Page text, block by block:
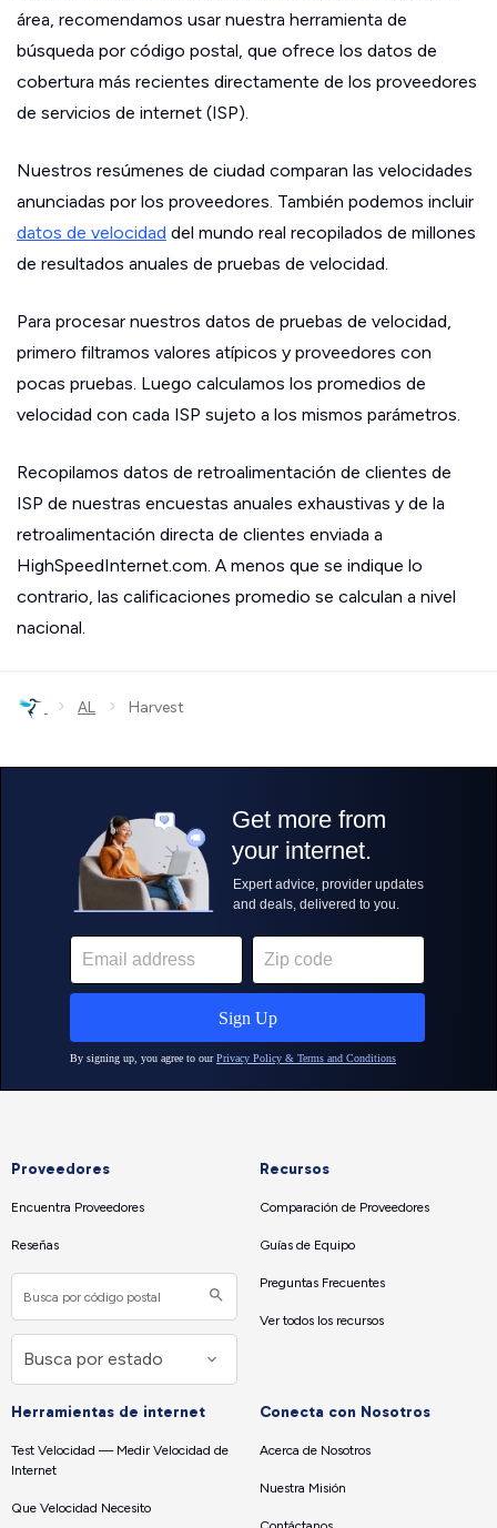
área, recomendamos usar nuestra herramienta de
búsqueda por código postal, que ofrece los datos de
cobertura más recientes directamente de los proveedores
de servicios de internet (ISP).
Nuestros resúmenes de ciudad comparan las velocidades
anunciadas por los proveedores. También podemos incluir
datos de velocidad del mundo real recopilados de millones
de resultados anuales de pruebas de velocidad.
Para procesar nuestros datos de pruebas de velocidad,
primero filtramos valores atípicos y proveedores con
pocas pruebas. Luego calculamos los promedios de
velocidad con cada ISP sujeto a los mismos parámetros.
Recopilamos datos de retroalimentación de clientes de
ISP de nuestras encuestas anuales exhaustivas y de la
retroalimentación directa de clientes enviada a
HighSpeedInternet.com. A menos que se indique lo
contrario, las calificaciones promedio se calculan a nivel
nacional.
› AL › Harvest
Proveedores
Encuentra Proveedores
Reseñas
Recursos
Comparación de Proveedores
Guías de Equipo
Preguntas Frecuentes
Ver todos los recursos
Herramientas de internet
Test Velocidad — Medir Velocidad de
Internet
Que Velocidad Necesito
Conecta con Nosotros
Acerca de Nosotros
Nuestra Misión